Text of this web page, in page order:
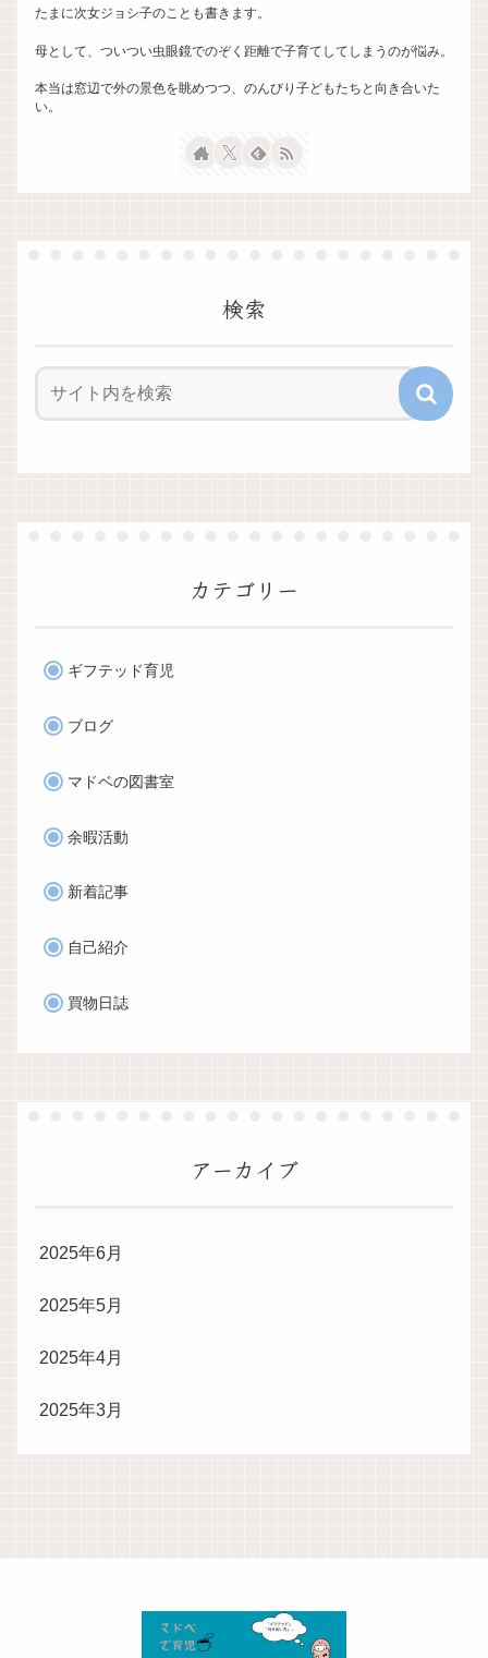
たまに次女ジョシ子のことも書きます。
母として、ついつい虫眼鏡でのぞく距離で子育てしてしまうのが悩み。
本当は窓辺で外の景色を眺めつつ、のんびり子どもたちと向き合いた
い。
検索
カテゴリー
ギフテッド育児
ブログ
マドベの図書室
余暇活動
新着記事
自己紹介
買物日誌
アーカイブ
2025年6月
2025年5月
2025年4月
2025年3月